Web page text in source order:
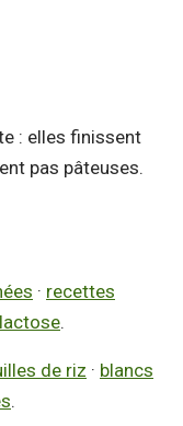
: elles finissent
pas pâteuses.
· recettes
.
de riz · blancs
.